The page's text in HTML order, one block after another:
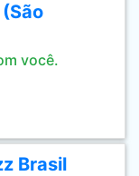
você.
Brasil